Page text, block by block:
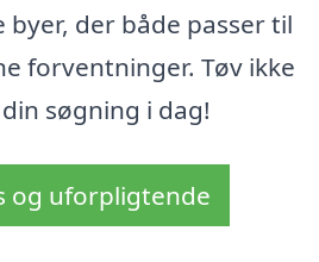
der både passer til
forventninger. Tøv ikke
søgning i dag!
og uforpligtende